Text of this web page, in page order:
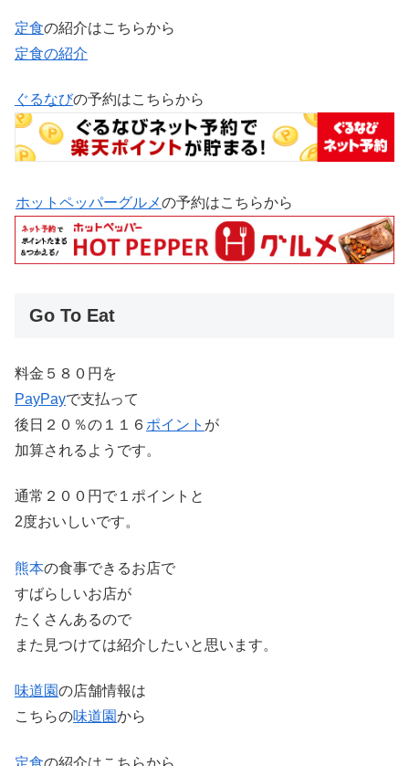
定食の紹介はこちらから
定食の紹介
ぐるなびの予約はこちらから
ホットペッパーグルメの予約はこちらから
Go To Eat
料金５８０円を
PayPayで支払って
後日２０％の１１６ ポイント が
加算されるようです。
通常２００円で１ポイントと
2度おいしいです。
熊本の食事できるお店で
すばらしいお店が
たくさんあるので
また見つけては紹介したいと思います。
味道園の店舗情報は
こちらの味道園から
定食の紹介はこちらから